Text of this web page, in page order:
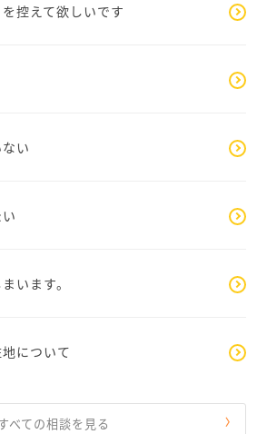
控えて欲しいです
い
います。
について
べての相談を見る